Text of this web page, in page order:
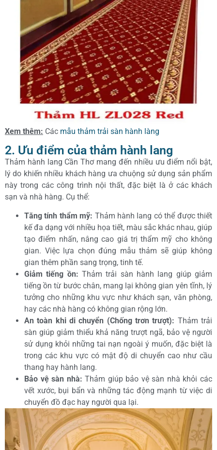
Xem thêm: Các mẫu thảm trải sàn hành làng
2. Ưu điểm của thảm hành lang
Thảm hành lang Cần Thơ mang đến nhiều ưu điểm nổi bật,
lý do khiến nhiều khách hàng ưa chuộng sử dụng sản phẩm
này trong các công trình nội thất, đặc biệt là ở các khách
sạn và nhà hàng. Cụ thể:
Tăng tính thẩm mỹ: Thảm hành lang có thể được thiết
kế đa dạng với nhiều họa tiết, màu sắc khác nhau, giúp
tạo điểm nhấn, nâng cao giá trị thẩm mỹ cho không
gian. Việc lựa chọn đúng mẫu thảm sẽ giúp không
gian thêm phần sang trọng, tinh tế.
Giảm tiếng ồn: Thảm trải sàn hành lang giúp giảm
tiếng ồn từ bước chân, mang lại không gian yên tĩnh, lý
tưởng cho những khu vực như khách sạn, văn phòng,
hay các nhà hàng có không gian rộng lớn.
An toàn khi di chuyển (Chống trơn trượt): Thảm trải
sàn giúp giảm thiểu khả năng trượt ngã, bảo vệ người
sử dụng khỏi những tai nạn ngoài ý muốn, đặc biệt là
trong các khu vực có mật độ di chuyển cao như cầu
thang hay hành lang.
Bảo vệ sàn nhà:Thảm giúp bảo vệ sàn nhà khỏi các
vết xước, bụi bẩn và những tác động mạnh từ việc di
chuyển đồ đạc hay người qua lại.